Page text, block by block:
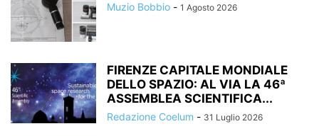
Muzio Bobbio - 1 Agosto 2026
FIRENZE CAPITALE MONDIALE
DELLO SPAZIO: AL VIA LA 46ª
ASSEMBLEA SCIENTIFICA...
Redazione Coelum - 31 Luglio 2026